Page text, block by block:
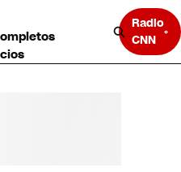
Radio
CNN